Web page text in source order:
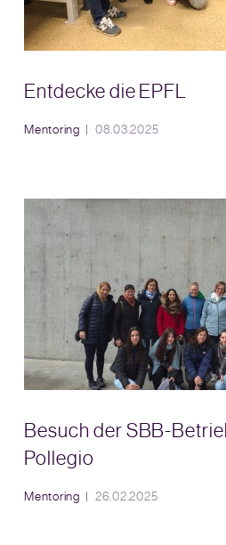
Entdecke die EPFL
Mentoring 08.03.2025
Besuch der SBB-
Pollegio
Mentoring 26.02.2025